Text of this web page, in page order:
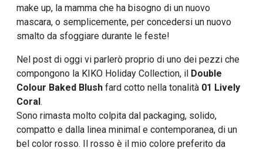
make up, la mamma che ha bisogno di un nuovo
mascara, o semplicemente, per concedersi un nuovo
smalto da sfoggiare durante le feste!
Nel post di oggi vi parlerò proprio di uno dei pezzi che
compongono la KIKO Holiday Collection, il Double
Colour Baked Blush fard cotto nella tonalità 01 Lively
Coral.
Sono rimasta molto colpita dal packaging, solido,
compatto e dalla linea minimal e contemporanea, di un
bel color rosso. Il rosso è il mio colore preferito da